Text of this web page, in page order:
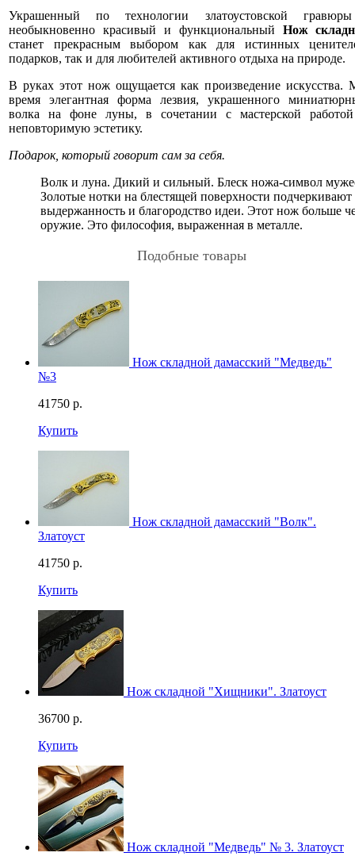
Украшенный по технологии златоустовской
необыкновенно красивый и функциональный Нож
станет прекрасным выбором как для истинных
подарков, так и для любителей активного отдыха на природе.
В руках этот нож ощущается как произведение
время элегантная форма лезвия, украшенного
волка на фоне луны, в сочетании с мастерской работой
неповторимую эстетику.
Подарок, который говорит сам за себя.
Волк и луна. Дикий и сильный. Блеск ножа-символ
Золотые нотки на блестящей поверхности подчеркивают
выдержанность и благородство идеи. Этот нож больше
оружие. Это философия, выраженная в металле.
Подобные товары
Нож складной дамасский "Медведь"
№3
41750 р.
Купить
Нож складной дамасский "Волк".
Златоуст
41750 р.
Купить
Нож складной "Хищники". Златоуст
36700 р.
Купить
Нож складной "Медведь" № 3. Златоуст